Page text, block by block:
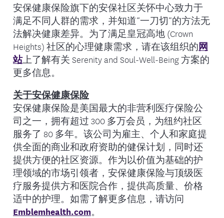
安保健康保险旗下的安保社区关怀中心致力于
满足不同人群的需求，并知道“一刀切”的方法无
法解决健康差异。为了满足皇冠高地 (Crown
Heights) 社区的心理健康需求，请在该组织的网
站上了解有关 Serenity and Soul-Well-Being 方案的
更多信息。
关于安保健康保险
安保健康保险是美国最大的非营利医疗保险公
司之一，拥有超过 300 多万会员，为纽约社区
服务了 80 多年。该公司为雇主、个人和家庭提
供全面的商业和政府资助的健保计划，同时还
提供方便的社区资源。作为以价值为基础的护
理领域的市场引领者，安保健康保险与顶级医
疗服务提供方和医院合作，提供高质量、价格
适中的护理。如需了解更多信息，请访问
Emblemhealth.com。